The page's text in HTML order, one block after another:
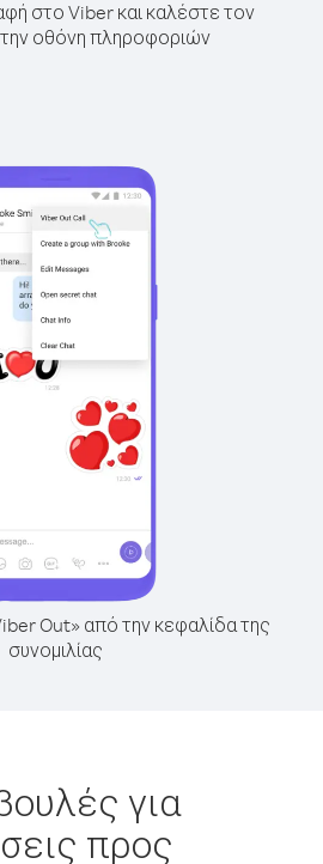
στο Viber και καλέστε τον
οθόνη πληροφοριών
Out» από την κεφαλίδα της
συνομιλίας
για
προς